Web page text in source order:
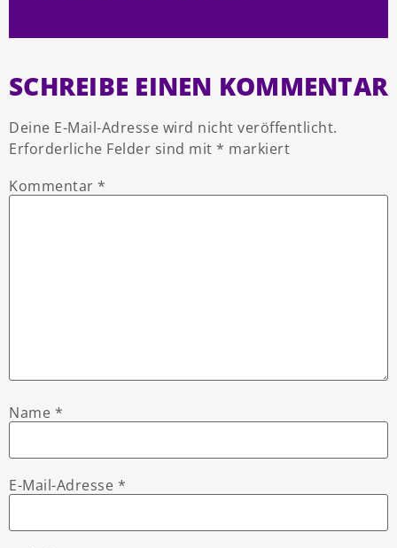
SCHREIBE EINEN KOMMENTAR
Deine E-Mail-Adresse wird nicht veröffentlicht.
Erforderliche Felder sind mit * markiert
Kommentar *
Name *
E-Mail-Adresse *